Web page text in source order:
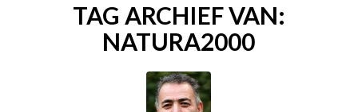
TAG ARCHIEF VAN:
NATURA2000